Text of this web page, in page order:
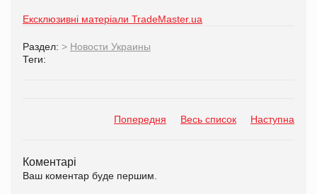
Ексклюзивні матеріали TradeMaster.ua
Раздел: > Новости Украины
Теги:
Попередня Весь список Наступна
Коментарі
Ваш коментар буде першим.